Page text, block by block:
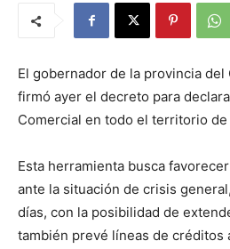
El gobernador de la provincia
firmó ayer el decreto para
Comercial en todo el territorio
Esta herramienta busca
ante la situación de crisis
días, con la posibilidad de
también prevé líneas de créditos